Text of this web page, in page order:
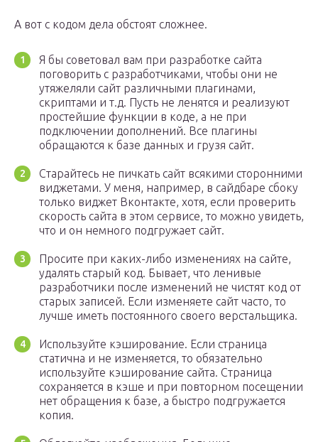
А вот с кодом дела обстоят сложнее.
Я бы советовал вам при разработке сайта
поговорить с разработчиками, чтобы они не
утяжеляли сайт различными плагинами,
скриптами и т.д. Пусть не ленятся и реализуют
простейшие функции в коде, а не при
подключении дополнений. Все плагины
обращаются к базе данных и грузя сайт.
Старайтесь не пичкать сайт всякими сторонними
виджетами. У меня, например, в сайдбаре сбоку
только виджет Вконтакте, хотя, если проверить
скорость сайта в этом сервисе, то можно увидеть,
что и он немного подгружает сайт.
Просите при каких-либо изменениях на сайте,
удалять старый код. Бывает, что ленивые
разработчики после изменений не чистят код от
старых записей. Если изменяете сайт часто, то
лучше иметь постоянного своего верстальщика.
Используйте кэширование. Если страница
статична и не изменяется, то обязательно
используйте кэширование сайта. Страница
сохраняется в кэше и при повторном посещении
нет обращения к базе, а быстро подгружается
копия.